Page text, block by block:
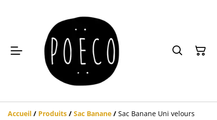
Accueil / Produits / Sac Banane / Sac Banane Uni velours